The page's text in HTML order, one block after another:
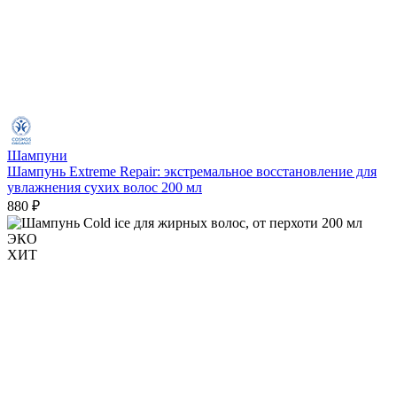
Шампуни
Шампунь Extreme Repair: экстремальное восстановление для
увлажнения сухих волос 200 мл
880 ₽
ЭКО
ХИТ